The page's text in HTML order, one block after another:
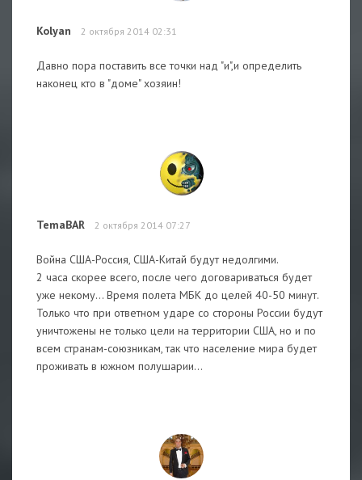
Kolyan 2 октября 2014 02:31
Давно пора поставить все точки над "и",и определить
наконец кто в "доме" хозяин!
TemaBAR 2 октября 2014 07:27
Война США-Россия, США-Китай будут недолгими.
2 часа скорее всего, после чего договариваться будет
уже некому... Время полета МБК до целей 40-50 минут.
Только что при ответном ударе со стороны России будут
уничтожены не только цели на территории США, но и по
всем странам-союзникам, так что население мира будет
проживать в южном полушарии...